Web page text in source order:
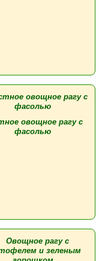
овощное рагу с
фасолью